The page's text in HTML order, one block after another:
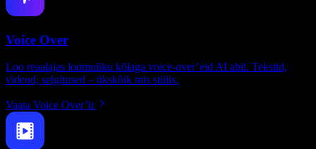
Voice Over
Loo reaalajas loomuliku kõlaga voice-over’eid AI abil. Tekstid,
videod, selgitused – ükskõik mis stiilis.
Vaata Voice Over’it